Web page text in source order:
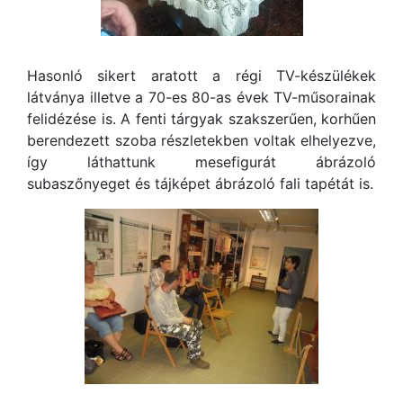
Hasonló sikert aratott a régi TV-készülékek
látványa illetve a 70-es 80-as évek TV-műsorainak
felidézése is. A fenti tárgyak szakszerűen, korhűen
berendezett szoba részletekben voltak elhelyezve,
így láthattunk mesefigurát ábrázoló
subaszőnyeget és tájképet ábrázoló fali tapétát is.